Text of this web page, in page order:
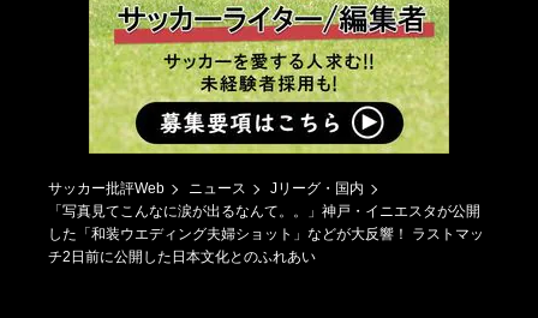
サッカー批評Web ニュース
Jリーグ・国内
「写真見てこんなに涙が出るなんて。。」神戸・イニエスタが公開
した「和装ウエディング夫婦ショット」などが大反響！ ラストマッ
チ2日前に公開した日本文化とのふれあい